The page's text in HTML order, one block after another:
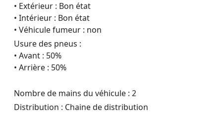
• Extérieur : Bon état
• Intérieur : Bon état
• Véhicule fumeur : non
Usure des pneus :
• Avant : 50%
• Arrière : 50%
Nombre de mains du véhicule : 2
Distribution : Chaine de distribution